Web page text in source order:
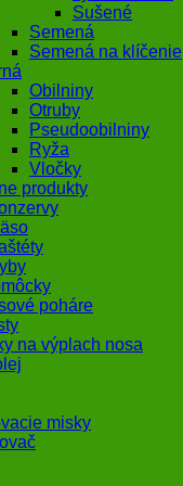
Sušené
Semená
Semená na klíčenie
Obilniny
Otruby
Pseudoobilniny
Ryža
Vločky
produkty
poháre
na výplach nosa
misky